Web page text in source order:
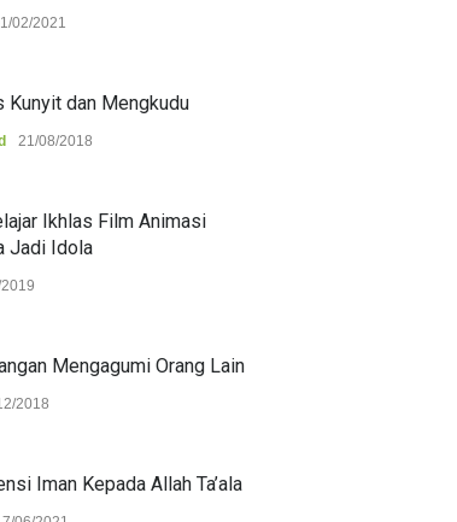
02/2021
Kunyit dan Mengkudu
21/08/2018
Ikhlas Film Animasi
Jadi Idola
Mengagumi Orang Lain
2018
Iman Kepada Allah Ta’ala